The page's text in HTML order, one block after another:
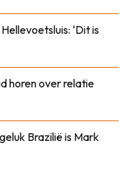
‘Dit is
horen over relatie
Brazilië is Mark